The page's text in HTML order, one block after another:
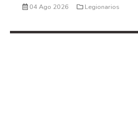
04 Ago 2026 Legionarios